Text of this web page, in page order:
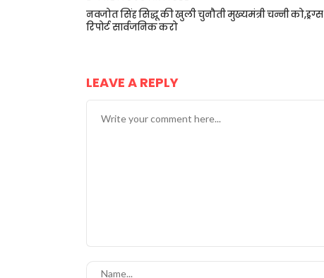
नवजोत सिंह सिद्धू की खुली चुनौती मुख्यमंत्री चन्नी को,ड्रग्स
रिपोर्ट सार्वजनिक करो
LEAVE A REPLY